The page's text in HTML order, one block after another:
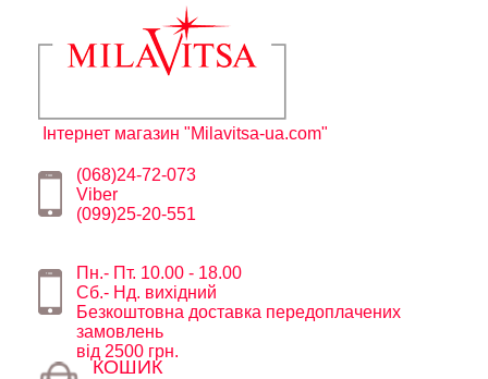
Інтернет магазин "Milavitsa-ua.com"
(068)24-72-073
Viber
(099)25-20-551
Пн.- Пт. 10.00 - 18.00
Сб.- Нд. вихідний
Безкоштовна доставка передоплачених
замовлень
від 2500 грн.
КОШИК